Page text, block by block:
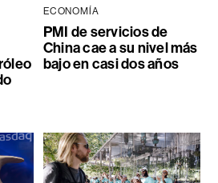
ECONOMÍA
PMI de servicios de
China cae a su nivel más
bajo en casi dos años